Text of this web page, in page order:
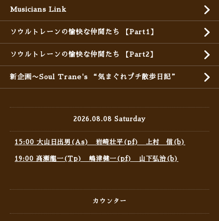
Musicians Link
ソウルトレーンの愉快な仲間たち 【Part1】
ソウルトレーンの愉快な仲間たち 【Part2】
新企画〜Soul Trane's “気まぐれプチ散歩日記”
2026.08.08 Saturday
15:00 大山日出男(As) 岩崎壮平(pf) 上村 信(b)
19:00 高瀬龍一(Tp) 嶋津健一(pf) 山下弘治(b)
カウンター